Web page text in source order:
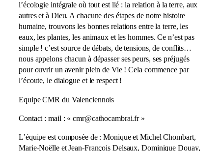
l’écologie intégrale où tout est lié : la relation à la terre, aux
autres et à Dieu. A chacune des étapes de notre histoire
humaine, trouvons les bonnes relations entre la terre, les
eaux, les plantes, les animaux et les hommes. Ce n’est pas
simple ! c’est source de débats, de tensions, de conflits…
nous appelons chacun à dépasser ses peurs, ses préjugés
pour ouvrir un avenir plein de Vie ! Cela commence par
l’écoute, le dialogue et le respect !
Equipe CMR du Valenciennois
Contact : mail : « cmr@cathocambrai.fr »
L’équipe est composée de : Monique et Michel Chombart,
Marie-Noëlle et Jean-François Delsaux, Dominique Douay,